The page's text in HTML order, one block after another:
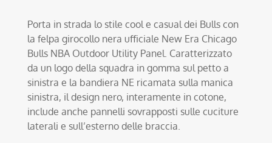
Porta in strada lo stile cool e casual dei Bulls con
la felpa girocollo nera ufficiale New Era Chicago
Bulls NBA Outdoor Utility Panel. Caratterizzato
da un logo della squadra in gomma sul petto a
sinistra e la bandiera NE ricamata sulla manica
sinistra, il design nero, interamente in cotone,
include anche pannelli sovrapposti sulle cuciture
laterali e sull’esterno delle braccia.